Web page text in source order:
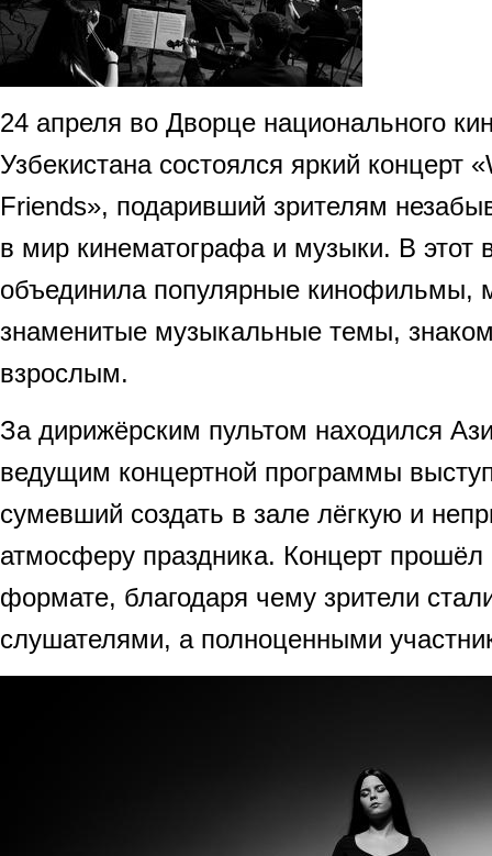
24 апреля во Дворце национального
Узбекистана состоялся яркий концерт
Friends», подаривший зрителям
в мир кинематографа и музыки. В этот
объединила популярные кинофильмы,
знаменитые музыкальные темы,
взрослым.
За дирижёрским пультом находился
ведущим концертной программы
сумевший создать в зале лёгкую и
атмосферу праздника. Концерт прошёл
формате, благодаря чему зрители
слушателями, а полноценными